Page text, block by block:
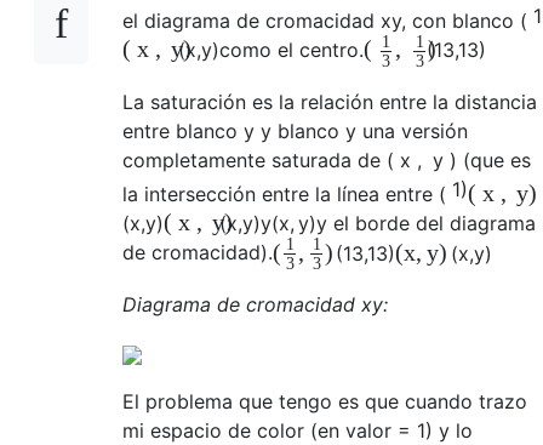
el diagrama de cromacidad xy, con blanco ( 1
( x , y)
(x,y)como el centro.(
1
3 ,
1
3 )
(13,13)
La saturación es la relación entre la distancia
entre blanco y y blanco y una versión
completamente saturada de ( x , y ) (que es
la intersección entre la línea entre ( 1)( x , y)
(x,y)( x , y)
(x,y)y(x, y)y el borde del diagrama
de cromacidad).( 1
3 , 1
3 ) (13,13)(x, y) (x,y)
Diagrama de cromacidad xy:
El problema que tengo es que cuando trazo
mi espacio de color (en valor = 1) y lo